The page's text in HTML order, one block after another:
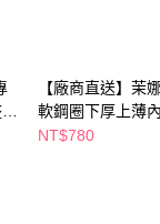
同意方可使用
本公司不負相關責
戶狀況，依本公司即
【廠商直送】茉
軟鋼圈下厚上薄
NT$780